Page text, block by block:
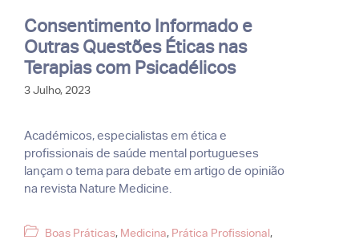
Consentimento Informado e
Outras Questões Éticas nas
Terapias com Psicadélicos
3 Julho, 2023
Académicos, especialistas em ética e
profissionais de saúde mental portugueses
lançam o tema para debate em artigo de opinião
na revista Nature Medicine.
Categorias
Boas Práticas, Medicina, Prática Profissional,